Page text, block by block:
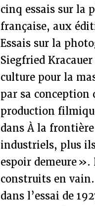
cinq essais sur la
française, aux
Essais sur la
Siegfried
culture pour la
par sa conception
production
dans À la
industriels, plus
espoir demeure
construits en
dans l’essai de